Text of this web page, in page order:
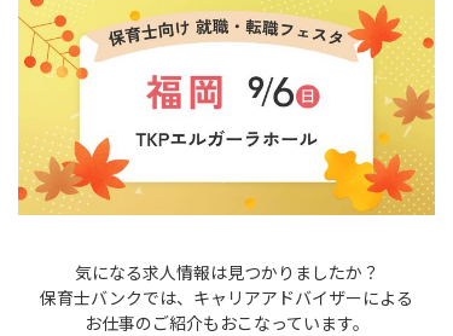
気になる求人情報は見つかりましたか？
保育士バンクでは、キャリアアドバイザーによる
お仕事のご紹介もおこなっています。